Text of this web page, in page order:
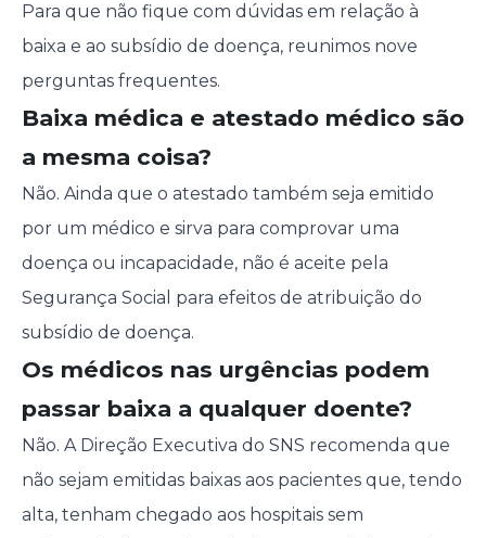
Para que não fique com dúvidas em relação à
baixa e ao subsídio de doença, reunimos nove
perguntas frequentes.
Baixa médica e atestado médico são
a mesma coisa?
Não. Ainda que o atestado também seja emitido
por um médico e sirva para comprovar uma
doença ou incapacidade, não é aceite pela
Segurança Social para efeitos de atribuição do
subsídio de doença.
Os médicos nas urgências podem
passar baixa a qualquer doente?
Não. A Direção Executiva do SNS recomenda que
não sejam emitidas baixas aos pacientes que, tendo
alta, tenham chegado aos hospitais sem